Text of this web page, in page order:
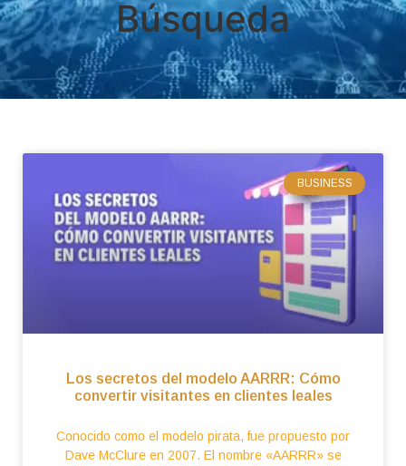
Búsqueda
BUSINESS
Los secretos del modelo AARRR: Cómo
convertir visitantes en clientes leales
Conocido como el modelo pirata, fue propuesto por
Dave McClure en 2007. El nombre «AARRR» se